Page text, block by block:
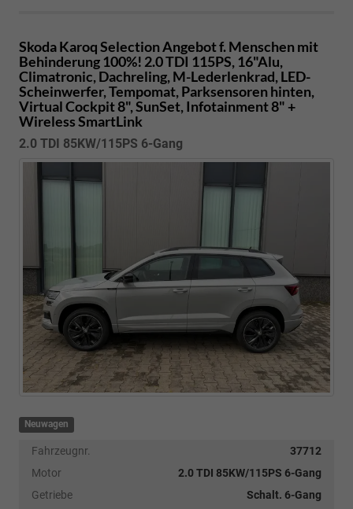
Skoda KaroqSelection Angebot f. Menschen mit
Behinderung 100%! 2.0 TDI 115PS, 16"Alu,
Climatronic, Dachreling, M-Lederlenkrad, LED-
Scheinwerfer, Tempomat, Parksensoren hinten,
Virtual Cockpit 8", SunSet, Infotainment 8" +
Wireless SmartLink
2.0 TDI 85KW/115PS 6-Gang
Neuwagen
Fahrzeugnr.
37712
Motor
2.0 TDI 85KW/115PS 6-Gang
Getriebe
Schalt. 6-Gang